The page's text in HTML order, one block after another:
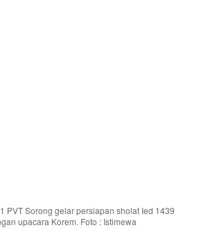
PVT Sorong gelar persiapan sholat Ied 1439
upacara Korem. Foto : Istimewa